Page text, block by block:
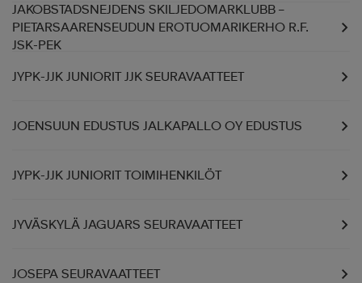
JAKOBSTADSNEJDENS SKILJEDOMARKLUBB –
PIETARSAARENSEUDUN EROTUOMARIKERHO R.F.
JSK-PEK
JYPK-JJK JUNIORIT JJK SEURAVAATTEET
JOENSUUN EDUSTUS JALKAPALLO OY EDUSTUS
JYPK-JJK JUNIORIT TOIMIHENKILÖT
JYVÄSKYLÄ JAGUARS SEURAVAATTEET
JOSEPA SEURAVAATTEET